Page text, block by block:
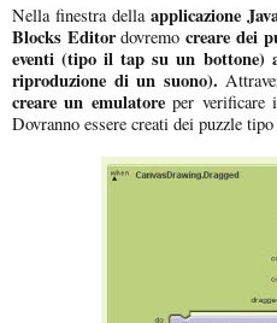
Nella finestra dellaapplicazione
Blocks Editordovremocreare dei
eventi (tipo il tap su un bottone)
riproduzione di un suono).
creare un emulatoreper verificare
Dovranno essere creati dei puzzle